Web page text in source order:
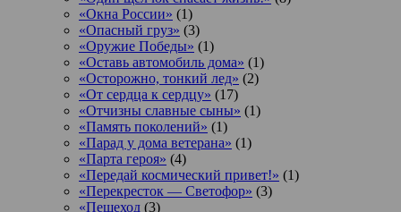
«Окна России» (1)
«Опасный груз» (3)
«Оружие Победы» (1)
«Оставь автомобиль дома» (1)
«Осторожно, тонкий лед» (2)
«От сердца к сердцу» (17)
«Отчизны славные сыны» (1)
«Память поколений» (1)
«Парад у дома ветерана» (1)
«Парта героя» (4)
«Передай космический привет!» (1)
«Перекресток — Светофор» (3)
«Пешеход (3)